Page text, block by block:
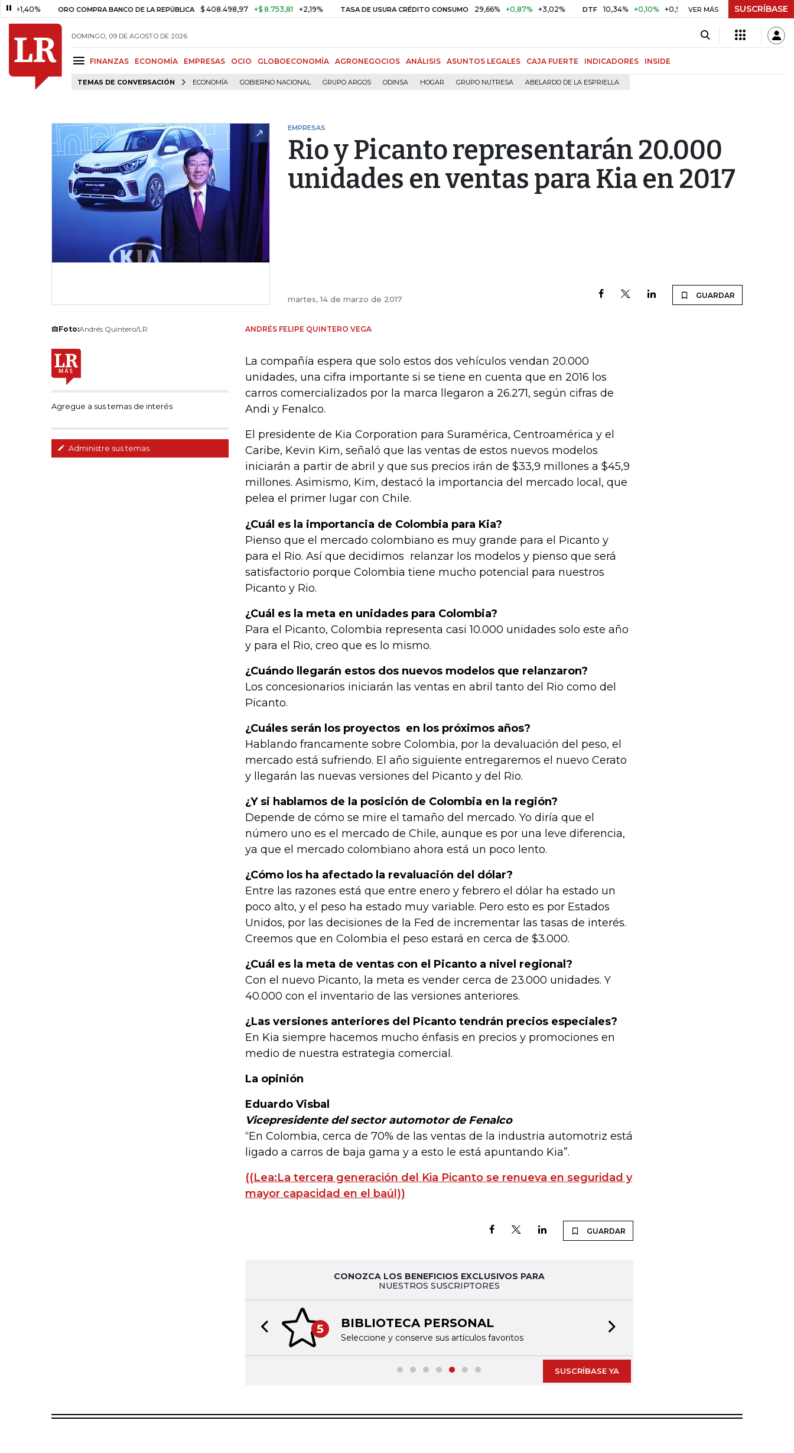
ORO COMPRA BANCO DE LA REPÚBLICA $ 408.498,97 +$ 8.753,81 +2,19% TASA DE USURA CRÉDITO CONSUMO 29,66% +0,87% +3,02% DTF 10,34% +0,10% +0,98% UVR $ 417,01 +$ 0,05 +0,01%
VER MÁS SUSCRÍBASE
DOMINGO, 09 DE AGOSTO DE 2026
FINANZAS ECONOMÍA EMPRESAS OCIO GLOBOECONOMÍA AGRONEGOCIOS ANÁLISIS ASUNTOS LEGALES CAJA FUERTE INDICADORES INSIDE
TEMAS DE CONVERSACIÓN ECONOMÍA GOBIERNO NACIONAL GRUPO ARGOS ODINSA HOGAR GRUPO NUTRESA ABELARDO DE LA ESPRIELLA
EMPRESAS
Rio y Picanto representarán 20.000
unidades en ventas para Kia en 2017
martes, 14 de marzo de 2017 GUARDAR
Foto:Andrés Quintero/LR
Agregue a sus temas de interés
Administre sus temas
ANDRÉS FELIPE QUINTERO VEGA
La compañía espera que solo estos dos vehículos vendan 20.000
unidades, una cifra importante si se tiene en cuenta que en 2016 los
carros comercializados por la marca llegaron a 26.271, según cifras de
Andi y Fenalco.
El presidente de Kia Corporation para Suramérica, Centroamérica y el
Caribe, Kevin Kim, señaló que las ventas de estos nuevos modelos
iniciarán a partir de abril y que sus precios irán de $33,9 millones a $45,9
millones. Asimismo, Kim, destacó la importancia del mercado local, que
pelea el primer lugar con Chile.
¿Cuál es la importancia de Colombia para Kia?
Pienso que el mercado colombiano es muy grande para el Picanto y
para el Rio. Así que decidimos relanzar los modelos y pienso que será
satisfactorio porque Colombia tiene mucho potencial para nuestros
Picanto y Rio.
¿Cuál es la meta en unidades para Colombia?
Para el Picanto, Colombia representa casi 10.000 unidades solo este año
y para el Rio, creo que es lo mismo.
¿Cuándo llegarán estos dos nuevos modelos que relanzaron?
Los concesionarios iniciarán las ventas en abril tanto del Rio como del
Picanto.
¿Cuáles serán los proyectos en los próximos años?
Hablando francamente sobre Colombia, por la devaluación del peso, el
mercado está sufriendo. El año siguiente entregaremos el nuevo Cerato
y llegarán las nuevas versiones del Picanto y del Rio.
¿Y si hablamos de la posición de Colombia en la región?
Depende de cómo se mire el tamaño del mercado. Yo diría que el
número uno es el mercado de Chile, aunque es por una leve diferencia,
ya que el mercado colombiano ahora está un poco lento.
¿Cómo los ha afectado la revaluación del dólar?
Entre las razones está que entre enero y febrero el dólar ha estado un
poco alto, y el peso ha estado muy variable. Pero esto es por Estados
Unidos, por las decisiones de la Fed de incrementar las tasas de interés.
Creemos que en Colombia el peso estará en cerca de $3.000.
¿Cuál es la meta de ventas con el Picanto a nivel regional?
Con el nuevo Picanto, la meta es vender cerca de 23.000 unidades. Y
40.000 con el inventario de las versiones anteriores.
¿Las versiones anteriores del Picanto tendrán precios especiales?
En Kia siempre hacemos mucho énfasis en precios y promociones en
medio de nuestra estrategia comercial.
La opinión
Eduardo Visbal
Vicepresidente del sector automotor de Fenalco
“En Colombia, cerca de 70% de las ventas de la industria automotriz está
ligado a carros de baja gama y a esto le está apuntando Kia”.
((Lea:La tercera generación del Kia Picanto se renueva en seguridad y
mayor capacidad en el baúl))
GUARDAR
CONOZCA LOS BENEFICIOS EXCLUSIVOS PARA
NUESTROS SUSCRIPTORES
5 BIBLIOTECA PERSONAL
Seleccione y conserve sus artículos favoritos
Previous slide
SUSCRÍBASE YA